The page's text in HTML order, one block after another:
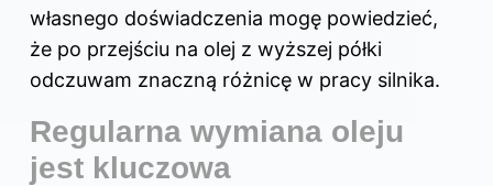
własnego doświadczenia mogę powiedzieć,
że po przejściu na olej z wyższej półki
odczuwam znaczną różnicę w pracy silnika.
Regularna wymiana oleju
jest kluczowa